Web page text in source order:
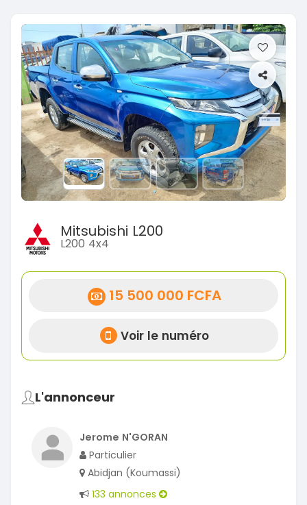
Previous Next
Mitsubishi L200
L200 4x4
15 500 000 FCFA
Voir le numéro
L'annonceur
Jerome N'GORAN
Particulier
Abidjan (Koumassi)
133 annonces